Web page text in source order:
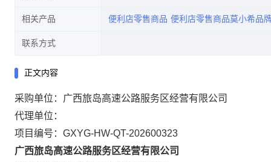
相关产品 便利店零售商品 便利店零售商品莫小希品
联系方式
正文内容
采购单位：广西旅岛高速公路服务区经营有限公司
代理单位：
项目编号：GXYG-HW-QT-202600323
广西旅岛高速公路服务区经营有限公司